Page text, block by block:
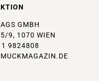
GMBH
9, 1070 WIEN
1 9824808